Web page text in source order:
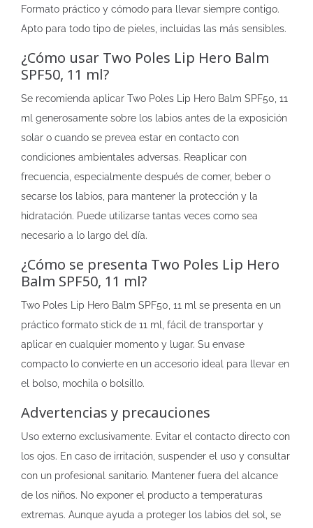
Formato práctico y cómodo para llevar siempre contigo.
Apto para todo tipo de pieles, incluidas las más sensibles.
¿Cómo usar Two Poles Lip Hero Balm
SPF50, 11 ml?
Se recomienda aplicar Two Poles Lip Hero Balm SPF50, 11
ml generosamente sobre los labios antes de la exposición
solar o cuando se prevea estar en contacto con
condiciones ambientales adversas. Reaplicar con
frecuencia, especialmente después de comer, beber o
secarse los labios, para mantener la protección y la
hidratación. Puede utilizarse tantas veces como sea
necesario a lo largo del día.
¿Cómo se presenta Two Poles Lip Hero
Balm SPF50, 11 ml?
Two Poles Lip Hero Balm SPF50, 11 ml se presenta en un
práctico formato stick de 11 ml, fácil de transportar y
aplicar en cualquier momento y lugar. Su envase
compacto lo convierte en un accesorio ideal para llevar en
el bolso, mochila o bolsillo.
Advertencias y precauciones
Uso externo exclusivamente. Evitar el contacto directo con
los ojos. En caso de irritación, suspender el uso y consultar
con un profesional sanitario. Mantener fuera del alcance
de los niños. No exponer el producto a temperaturas
extremas. Aunque ayuda a proteger los labios del sol, se